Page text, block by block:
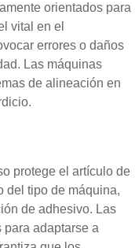
orientados para
vital en el
errores o daños
Las máquinas
de alineación en
protege el artículo de
del tipo de máquina,
de adhesivo. Las
adaptarse a